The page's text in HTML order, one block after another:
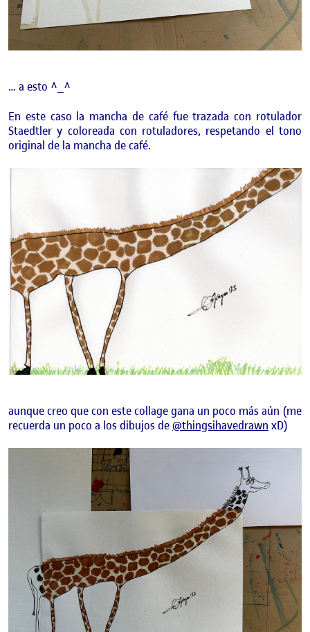
… a esto ^_^
En este caso la mancha de café fue trazada con rotulador
Staedtler y coloreada con rotuladores, respetando el tono
original de la mancha de café.
aunque creo que con este collage gana un poco más aún (me
recuerda un poco a los dibujos de@thingsihavedrawn xD)